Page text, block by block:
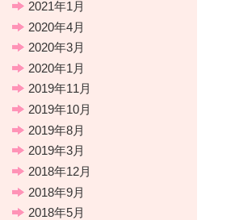
2021年1月
2020年4月
2020年3月
2020年1月
2019年11月
2019年10月
2019年8月
2019年3月
2018年12月
2018年9月
2018年5月